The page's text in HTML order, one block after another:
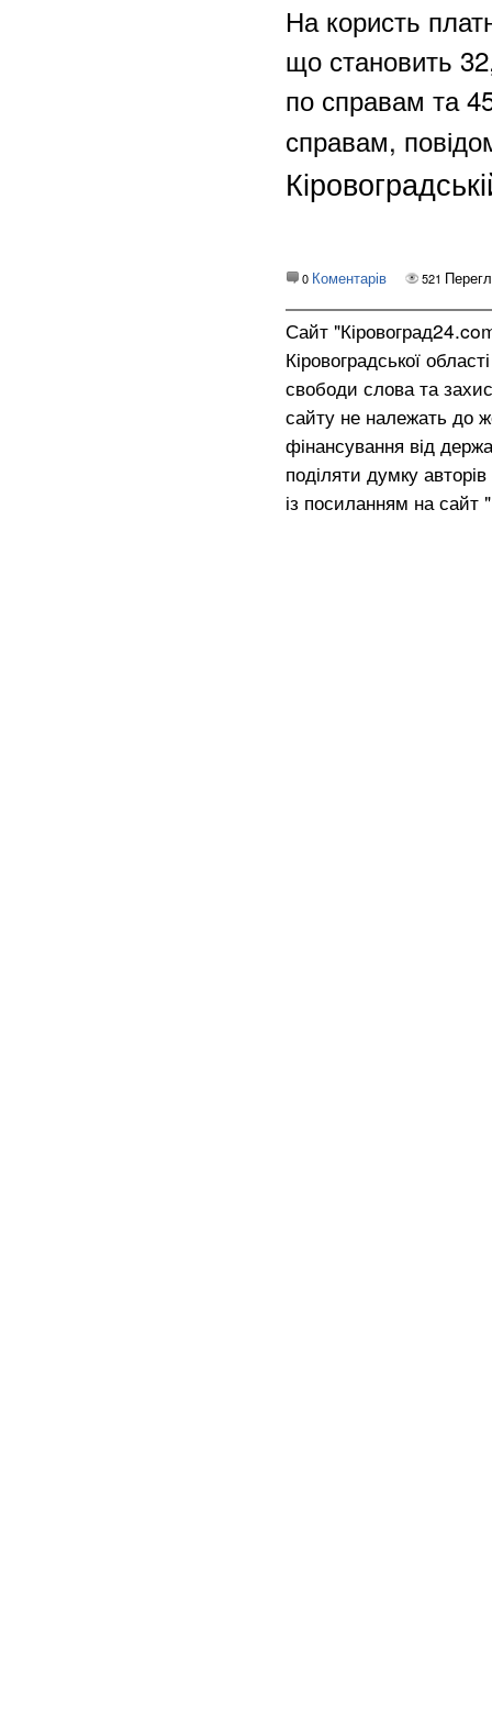
На користь
що становить
по справам та
справам,
0 Коментарів 521
Сайт
Кіровоградської
свободи слова та
сайту не належать до
фінансування від
поділяти думку
із посиланням на сайт